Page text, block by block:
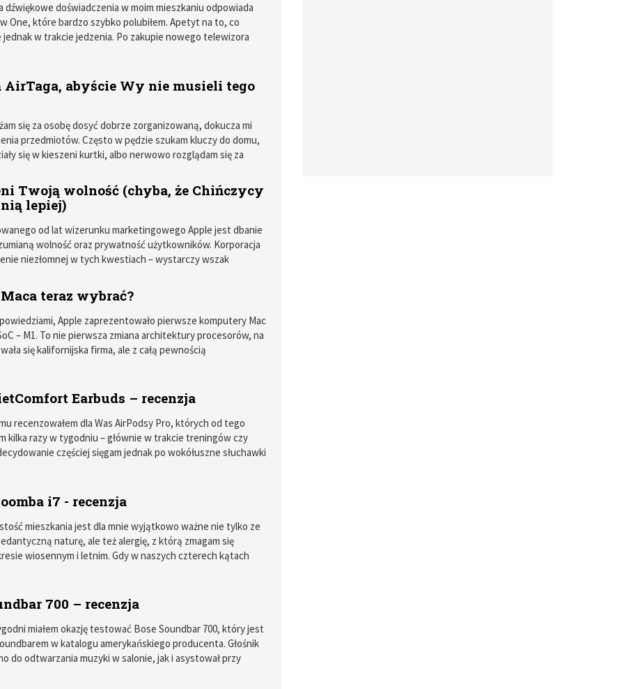
dźwiękowe doświadczenia w moim mieszkaniu odpowiada
One, które bardzo szybko polubiłem. Apetyt na to, co
jednak w trakcie jedzenia. Po zakupie nowego telewizora
Dzięki uprzejmości firmy Sonos, soundbar Arc zawitał na
na moją szafkę RTV, a kilka tygodni użytkowania pełnego
i dobrej muzyki pozwoliło mi na wyrobienie sobie opinii
AirTaga, abyście Wy nie musieli tego
się za osobę dosyć dobrze zorganizowaną, dokucza mi
przedmiotów. Często w pędzie szukam kluczy do domu,
się w kieszeni kurtki, albo nerwowo rozglądam się za
po wielu miesiącach plotek na temat tego produktu –
premierę AirTaga, wiedziałem, że to rozwiązanie dla mnie.
do zamówienia całego zestawu lokalizatorów był
który spuszczony ze smyczy lubi zniknąć w gąszczu lasu
w pędzie goniąc nieuchwytnego zająca lub wróbla
czytelników – pies jest pacyfistą).
Twoją wolność (chyba, że Chińczycy
nią lepiej)
od lat wizerunku marketingowego Apple jest dbanie
wolność oraz prywatność użytkowników. Korporacja
niezłomnej w tych kwestiach – wystarczy wszak
i pokazuje, że zyski finansowe są dla niej wartością
mogą się o tym po raz kolejny mieszkańcy
Chin.
teraz wybrać?
Apple zaprezentowało pierwsze komputery Mac
– M1. To nie pierwsza zmiana architektury procesorów, na
się kalifornijska firma, ale z całą pewnością
jak iPhone czy iPad.Earbuds – recenzja
recenzowałem dla Was AirPodsy Pro, których od tego
kilka razy w tygodniu – głównie w trakcie treningów czy
częściej sięgam jednak po wokółuszne słuchawki
i7 - recenzja
mieszkania jest dla mnie wyjątkowo ważne nie tylko ze
naturę, ale też alergię, z którą zmagam się
wiosennym i letnim. Gdy w naszych czterech kątach
to pojawieniem się w domu iRobota Roomba i7, a tym
ponad dwumiesięcznych testów tego
700 – recenzja
miałem okazję testować Bose Soundbar 700, który jest
w katalogu amerykańskiego producenta. Głośnik
do odtwarzania muzyki w salonie, jak i asystował przy